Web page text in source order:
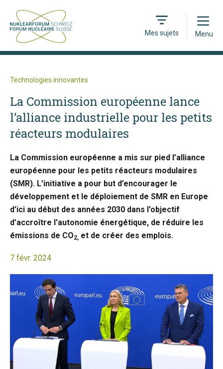
Mes sujets
Open
Menu
Technologies innovantes
La Commission européenne lance
l’alliance industrielle pour les petits
réacteurs modulaires
La Commission européenne a mis sur pied l’alliance
européenne pour les petits réacteurs modulaires
(SMR). L’initiative a pour but d’encourager le
développement et le déploiement de SMR en Europe
d’ici au début des années 2030 dans l’objectif
d’accroître l’autonomie énergétique, de réduire les
émissions de CO2, et de créer des emplois.
7 févr. 2024